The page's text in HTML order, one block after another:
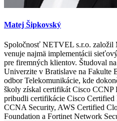
Matej Šipkovský
Spoločnosť NETVEL s.r.o. založil
venuje najmä implementácii
pre firemných klientov. Študoval
Univerzite v Bratislave na Fakulte
odbor Telekomunikácie, kde
školy získal certifikát Cisco
pribudli certifikácie Cisco Certified
CCNA Security, AWS Certified
Foundation a Fortinet Network